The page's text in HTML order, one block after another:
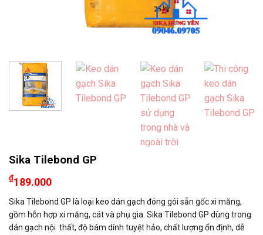
Sika Tilebond GP
₫189.000
Sika Tilebond GP là loại keo dán gạch đóng gói sẵn gốc xi măng,
gồm hỗn hợp xi măng, cát và phụ gia. Sika Tilebond GP dùng trong
dán gạch nội thất, độ bám dính tuyệt hảo, chất lượng ổn định, dễ